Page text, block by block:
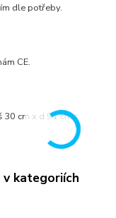
dle potřeby.
CE.
30 cm x d 91 cm
v kategoriích